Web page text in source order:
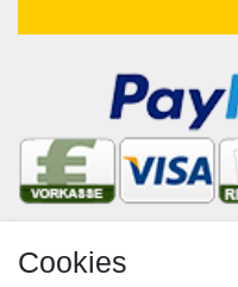
Newsletter
Cookies